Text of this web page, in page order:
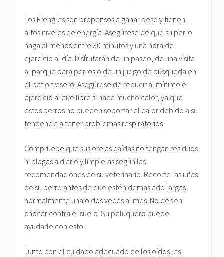
Los Frengles son propensos a ganar peso y tienen
altos niveles de energía. Asegúrese de que su perro
haga al menos entre 30 minutos y una hora de
ejercicio al día. Disfrutarán de un paseo, de una visita
al parque para perros o de un juego de búsqueda en
el patio trasero. Asegúrese de reducir al mínimo el
ejercicio al aire libre si hace mucho calor, ya que
estos perros no pueden soportar el calor debido a su
tendencia a tener problemas respiratorios.
Compruebe que sus orejas caídas no tengan residuos
ni plagas a diario y límpielas según las
recomendaciones de su veterinario. Recorte las uñas
de su perro antes de que estén demasiado largas,
normalmente una o dos veces al mes. No deben
chocar contra el suelo. Su peluquero puede
ayudarle con esto.
Junto con el cuidado adecuado de los oídos, es